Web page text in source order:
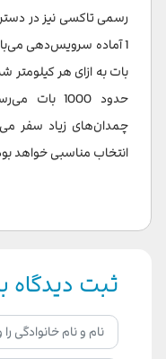
رسمی تاکسی نیز در
بات به ازای هر کیلومتر
حدود 1000
چمدان‌های زیاد سفر
انتخاب مناسبی خواهد
ثبت دیدگاه